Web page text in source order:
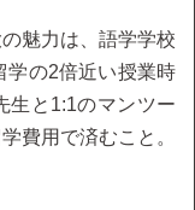
魅力は、語学学校
学の2倍近い授業時
生と1:1のマンツー
費用で済むこと。